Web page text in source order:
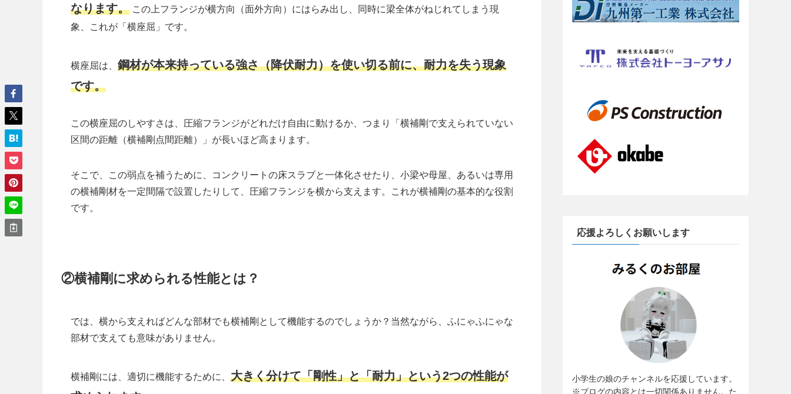
なります。 この上フランジが横方向（面外方向）にはらみ出し、同時に梁全体がねじれてしまう現
象、これが「横座屈」です。
横座屈は、 鋼材が本来持っている強さ（降伏耐力）を使い切る前に、耐力を失う現象
です。
この横座屈のしやすさは、圧縮フランジがどれだけ自由に動けるか、つまり「横補剛で支えられていない
区間の距離（横補剛点間距離）」が長いほど高まります。
そこで、この弱点を補うために、コンクリートの床スラブと一体化させたり、小梁や母屋、あるいは専用
の横補剛材を一定間隔で設置したりして、圧縮フランジを横から支えます。これが横補剛の基本的な役割
です。
②横補剛に求められる性能とは？
では、横から支えればどんな部材でも横補剛として機能するのでしょうか？当然ながら、ふにゃふにゃな
部材で支えても意味がありません。
横補剛には、適切に機能するために、 大きく分けて「剛性」と「耐力」という2つの性能が
応援よろしくお願いします
小学生の娘のチャンネルを応援しています。
※ブログの内容とは一切関係ありません。た